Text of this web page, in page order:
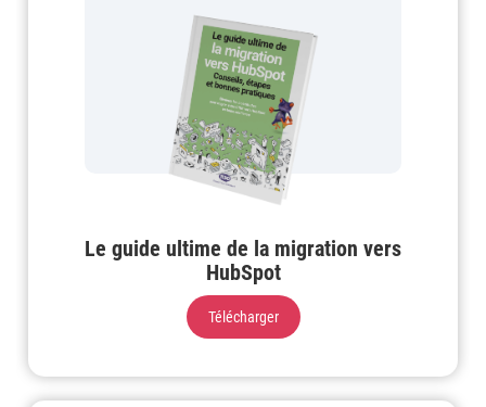
Le guide ultime de la migration vers
HubSpot
Télécharger